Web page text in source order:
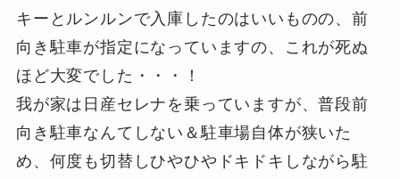
キーとルンルンで入庫したのはいいものの、前
向き駐車が指定になっていますの、これが死ぬ
ほど大変でした・・・！
我が家は日産セレナを乗っていますが、普段前
向き駐車なんてしない＆駐車場自体が狭いた
め、何度も切替しひやひやドキドキしながら駐